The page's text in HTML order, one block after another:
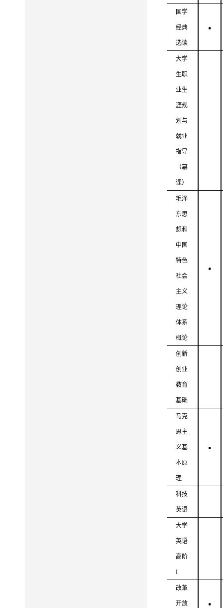
国学
经典
选读
●
大学
生职
业生
涯规
划与
就业
指导
（慕
课）
毛泽
东思
想和
中国
特色
社会
主义
理论
体系
概论
●
创新
创业
教育
基础
马克
思主
义基
本原
理
●
科技
英语
大学
英语
高阶
I
改革
开放 ●